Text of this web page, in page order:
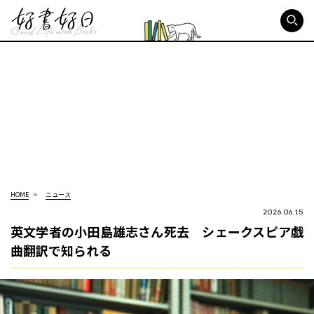
HOME ニュース
2026.06.15
英文学者の小田島雄志さん死去 シェークスピア戯
曲翻訳で知られる